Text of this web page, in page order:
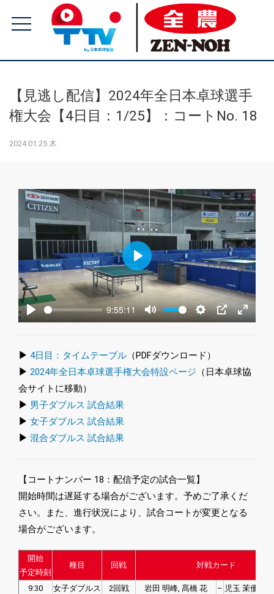
【見逃し配信】2024年全日本卓球選手
権大会【4日目：1/25】：コートNo. 18
2024.01.25 木
Play
9:55:11
Mute Settings
PIP Enter
Play
▶ 4日目：タイムテーブル （PDFダウンロード）
▶ 2024年全日本卓球選手権大会特設ページ （日本卓球協
会サイトに移動）
▶ 男子ダブルス 試合結果
▶ 女子ダブルス 試合結果
▶ 混合ダブルス 試合結果
【コートナンバー 18：配信予定の試合一覧】
開始時間は遅延する場合がございます。予めご了承くだ
さい。また、進行状況により、試合コートが変更となる
場合がございます。
開始
予定時刻
種目 回戦 対戦カード
9:30 女子ダブルス 2回戦 岩田 明峰, 髙橋 花 – 児玉 茉優, 伊